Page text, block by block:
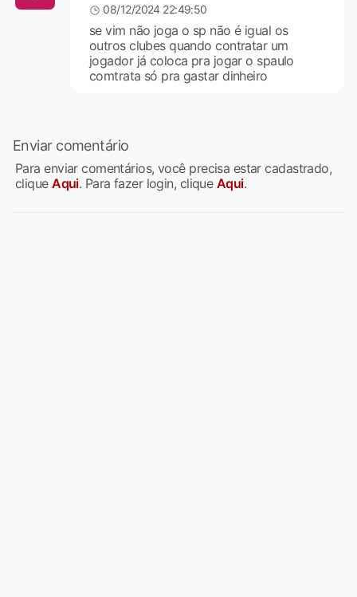
08/12/2024 22:49:50
se vim não joga o sp não é igual os
outros clubes quando contratar um
jogador já coloca pra jogar o spaulo
comtrata só pra gastar dinheiro
Enviar comentário
Para enviar comentários, você precisa estar cadastrado,
cliqueAqui. Para fazer login, clique Aqui.